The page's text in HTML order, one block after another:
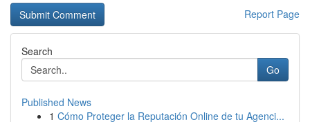
Report Page
Search
Go
Published News
1 Cómo Proteger la Reputación Online de tu Agenci...